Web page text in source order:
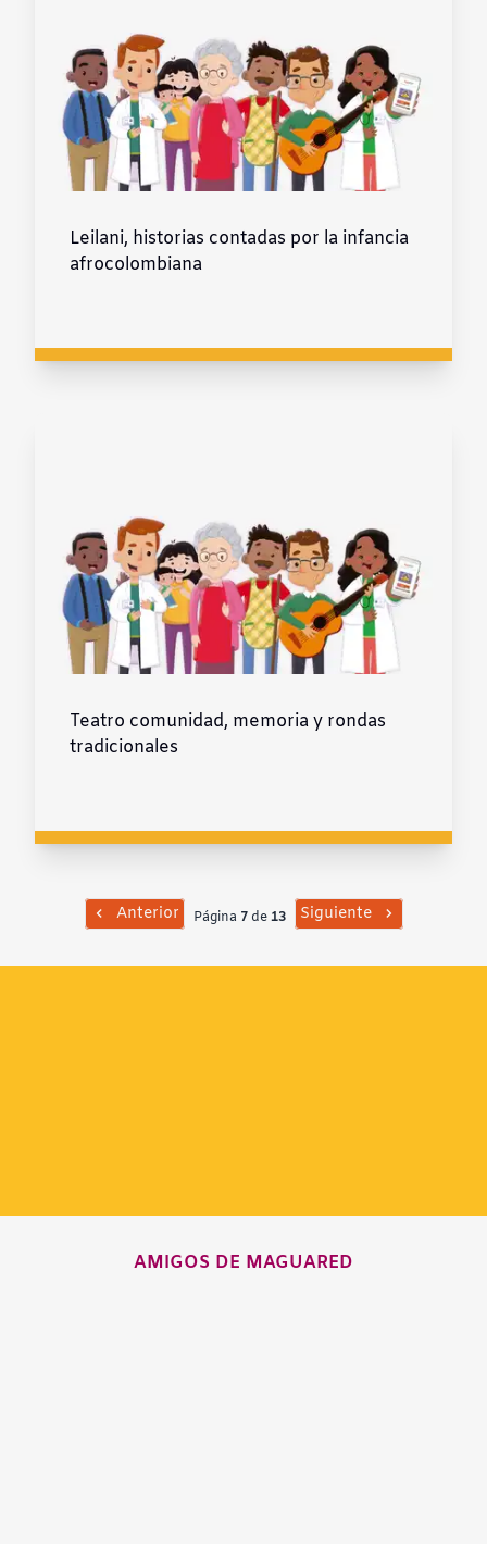
Leilani, historias contadas por la infancia
afrocolombiana
Teatro comunidad, memoria y rondas
tradicionales
Anterior Página 7de13 Siguiente
AMIGOS DE MAGUARED